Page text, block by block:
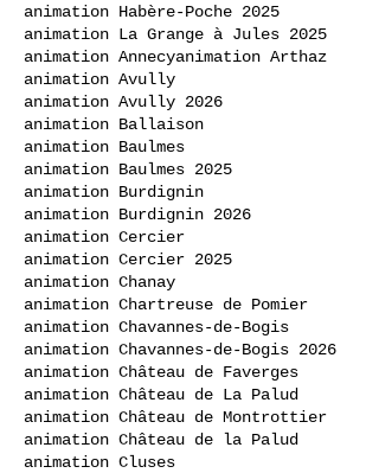
animation Habère-Poche 2025
animation La Grange à Jules 2025
animation Annecyanimation Arthaz
animation Avully
animation Avully 2026
animation Ballaison
animation Baulmes
animation Baulmes 2025
animation Burdignin
animation Burdignin 2026
animation Cercier
animation Cercier 2025
animation Chanay
animation Chartreuse de Pomier
animation Chavannes-de-Bogis
animation Chavannes-de-Bogis 2026
animation Château de Faverges
animation Château de La Palud
animation Château de Montrottier
animation Château de la Palud
animation Cluses